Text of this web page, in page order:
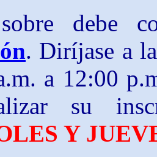
debe
. Diríjase a
a 12:00
su
Y